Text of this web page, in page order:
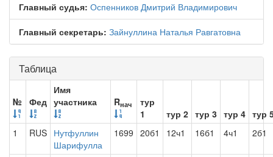
Главный судья: Оспенников Дмитрий Владимирович
Главный секретарь: Зайнуллина Наталья Равгатовна
Таблица
№ Фед
Имя
участника
Rнач
тур
1
тур 2 тур 3 тур 4 тур
1
RUS Нутфуллин
Шарифулла
1699 20б1 12ч1 16б1 4ч1 2б1